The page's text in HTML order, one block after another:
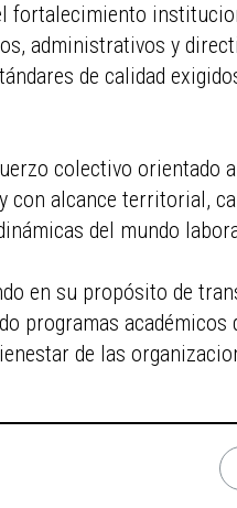
fortalecimiento
administrativos y
de calidad
colectivo orientado
con alcance territorial,
del mundo
en su propósito de
programas académicos
de las